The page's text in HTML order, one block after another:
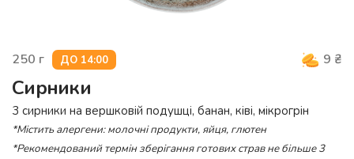
250 г ДО 14:00 9 ₴
Сирники
3 сирники на вершковій подушці, банан, ківі, мікрогрін
*Містить алергени: молочні продукти, яйця, глютен
*Рекомендований термін зберігання готових страв не більше 3